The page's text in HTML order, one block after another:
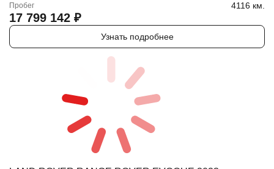
Пробег 4116 км.
17 799 142 ₽
Узнать подробнее